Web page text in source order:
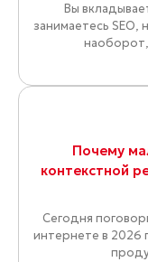
Вы
занимаетесь SEO,
Почему
контекстной
Сегодня
интернете в 2026